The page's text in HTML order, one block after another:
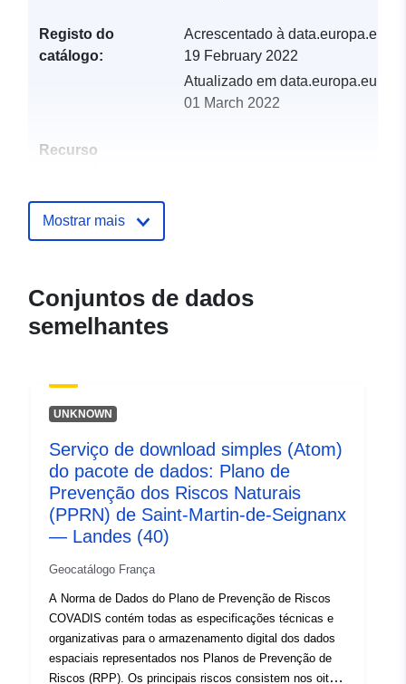
Registo do
catálogo:
Acrescentado à data.europa.eu:
19 February 2022
Atualizado em data.europa.eu:
01 March 2022
Recurso
Identificadores:
b5e2-40f0-95cc-
Tipo:
Recurso:
http://inspire.ec.europa.eu/
codelist/ResourceType/services
Mostrar mais
Conjuntos de dados
semelhantes
UNKNOWN
Serviço de download simples (Atom)
do pacote de dados: Plano de
Prevenção dos Riscos Naturais
(PPRN) de Saint-Martin-de-Seignanx
— Landes (40)
Geocatálogo França
A Norma de Dados do Plano de Prevenção de Riscos
COVADIS contém todas as especificações técnicas e
organizativas para o armazenamento digital dos dados
espaciais representados nos Planos de Prevenção de
Riscos (RPP). Os principais riscos consistem nos oito